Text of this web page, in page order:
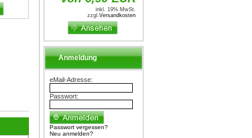
inkl. 19% MwSt.
zzgl.Versandkosten
Anmeldung
eMail-Adresse:
Passwort:
Passwort vergessen?
Neu anmelden?